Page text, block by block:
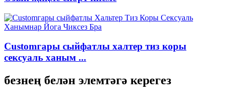
Customгары сыйфатлы халтер тиз коры
сексуаль ханым ...
безнең белән элемтәгә керегез